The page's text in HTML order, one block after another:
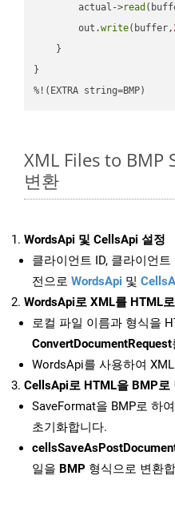
        actual->
read
        out.
write(buffer,
    }
}
%!(EXTRA string=BMP)
XML Files to BMP
변환
WordsApi 및 CellsApi 설정
클라이언트 ID, 클라이언
전으로 WordsApi 및
WordsApi로 XML를 HTML
로컬 파일 이름과 형식을
ConvertDocumentRequest
WordsApi를 사용하여
CellsApi로 HTML을 BMP로
SaveFormat을 BMP로 하
초기화합니다.
일을 BMP 형식으로 변환